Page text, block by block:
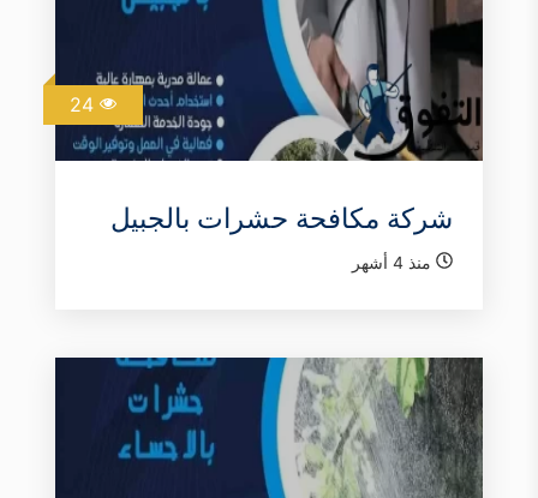
شركة مكافحة حشرات بالجبيل
منذ 4 أشهر